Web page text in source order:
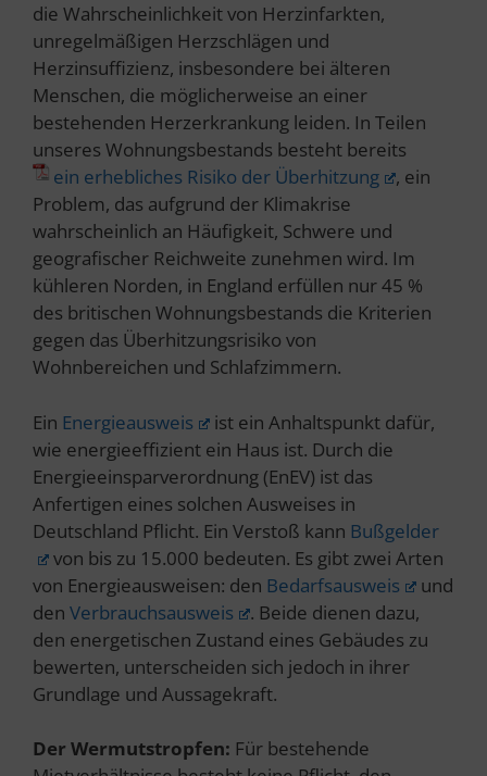
die Wahrscheinlichkeit von Herzinfarkten,
unregelmäßigen Herzschlägen und
Herzinsuffizienz, insbesondere bei älteren
Menschen, die möglicherweise an einer
bestehenden Herzerkrankung leiden. In Teilen
unseres Wohnungsbestands besteht bereits
ein erhebliches Risiko der Überhitzung
, ein
Problem, das aufgrund der Klimakrise
wahrscheinlich an Häufigkeit, Schwere und
geografischer Reichweite zunehmen wird. Im
kühleren Norden, in England erfüllen nur 45 %
des britischen Wohnungsbestands die Kriterien
gegen das Überhitzungsrisiko von
Wohnbereichen und Schlafzimmern.
Ein Energieausweis
ist ein Anhaltspunkt dafür,
wie energieeffizient ein Haus ist. Durch die
Energieeinsparverordnung (EnEV) ist das
Anfertigen eines solchen Ausweises in
Deutschland Pflicht. Ein Verstoß kann Bußgelder
von bis zu 15.000 bedeuten. Es gibt zwei Arten
von Energieausweisen: den Bedarfsausweis
und
den Verbrauchsausweis
. Beide dienen dazu,
den energetischen Zustand eines Gebäudes zu
bewerten, unterscheiden sich jedoch in ihrer
Grundlage und Aussagekraft.
Der Wermutstropfen: Für bestehende